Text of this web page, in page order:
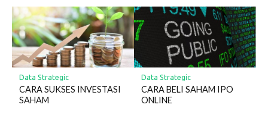
Data Strategic
CARA SUKSES INVESTASI
SAHAM
Data Strategic
CARA BELI SAHAM IPO
ONLINE